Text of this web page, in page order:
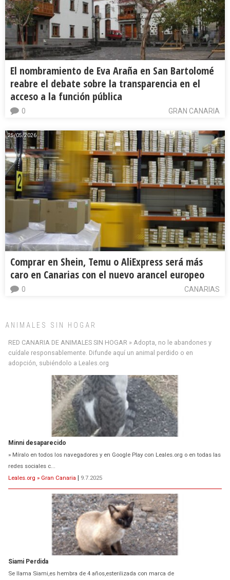
El nombramiento de Eva Araña en San Bartolomé
reabre el debate sobre la transparencia en el
acceso a la función pública
GRAN CANARIA
0
25/05/2026
Comprar en Shein, Temu o AliExpress será más
caro en Canarias con el nuevo arancel europeo
CANARIAS
0
ANIMALES SIN HOGAR
RED CANARIA DE ANIMALES SIN HOGAR » Adopta, no le abandones y
cuídale responsablemente. Difunde aquí un animal perdido o en
adopción, subiéndolo a Leales.org
Minni desaparecido
» Míralo en todos los navegadores y en Google Play con Leales.org o en todas las
redes sociales c...
Leales.org » Gran Canaria | 9.7.2025
Siami Perdida
Se llama Siami,es hembra de 4 años,esterilizada con marca de
oreja,cariñosa,mimosa pero miedosa,e...
Leales.org » Gran Canaria | 9.7.2025